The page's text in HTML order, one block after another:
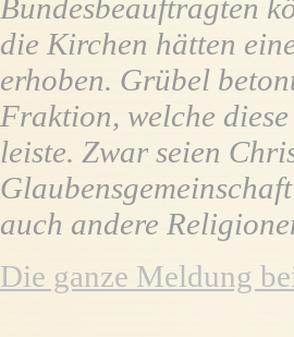
Bundesbeauftragten
die Kirchen hätten
erhoben. Grübel
Fraktion, welche
leiste. Zwar seien
auch andere
Die ganze Meldung